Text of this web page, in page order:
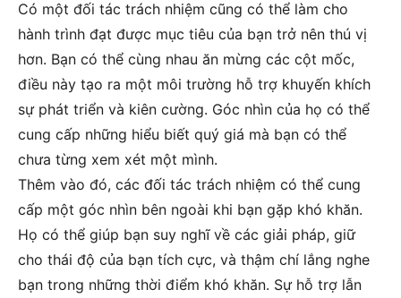
Có một đối tác trách nhiệm cũng có thể làm cho
hành trình đạt được mục tiêu của bạn trở nên thú vị
hơn. Bạn có thể cùng nhau ăn mừng các cột mốc,
điều này tạo ra một môi trường hỗ trợ khuyến khích
sự phát triển và kiên cường. Góc nhìn của họ có thể
cung cấp những hiểu biết quý giá mà bạn có thể
chưa từng xem xét một mình.
Thêm vào đó, các đối tác trách nhiệm có thể cung
cấp một góc nhìn bên ngoài khi bạn gặp khó khăn.
Họ có thể giúp bạn suy nghĩ về các giải pháp, giữ
cho thái độ của bạn tích cực, và thậm chí lắng nghe
bạn trong những thời điểm khó khăn. Sự hỗ trợ lẫn